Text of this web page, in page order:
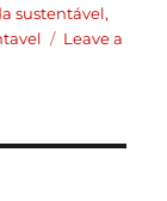
sustentável,
Leave a